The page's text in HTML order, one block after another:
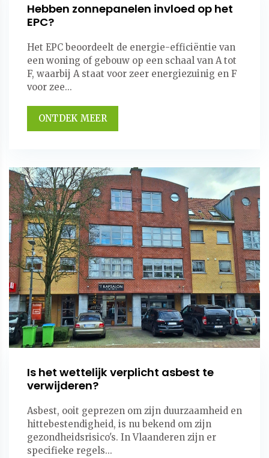
Hebben zonnepanelen invloed op het
EPC?
Het EPC beoordeelt de energie-efficiëntie van
een woning of gebouw op een schaal van A tot
F, waarbij A staat voor zeer energiezuinig en F
voor zee...
ONTDEK MEER
Is het wettelijk verplicht asbest te
verwijderen?
Asbest, ooit geprezen om zijn duurzaamheid en
hittebestendigheid, is nu bekend om zijn
gezondheidsrisico's. In Vlaanderen zijn er
specifieke regels...